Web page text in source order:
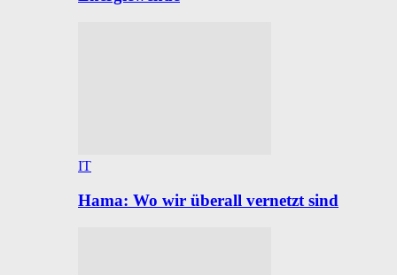
IT
Hama: Wo wir überall vernetzt sind